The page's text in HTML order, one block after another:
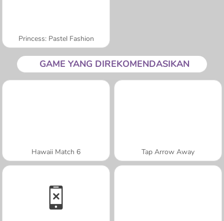
Princess: Pastel Fashion
GAME YANG DIREKOMENDASIKAN
Hawaii Match 6 Tap Arrow Away